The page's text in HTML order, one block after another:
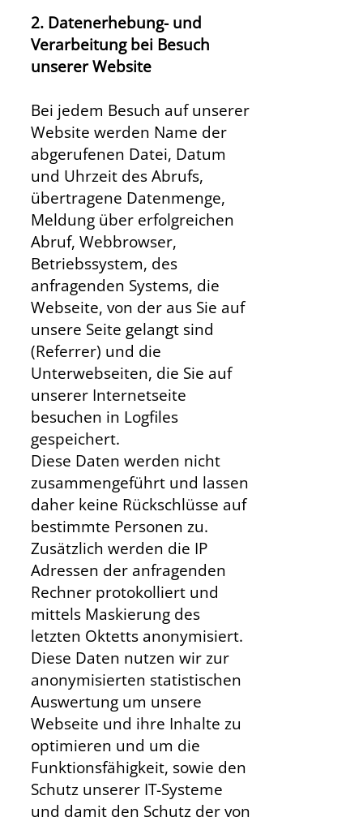
2. Datenerhebung- und
Verarbeitung bei Besuch
unserer Website
Bei jedem Besuch auf unserer
Website werden Name der
abgerufenen Datei, Datum
und Uhrzeit des Abrufs,
übertragene Datenmenge,
Meldung über erfolgreichen
Abruf, Webbrowser,
Betriebssystem, des
anfragenden Systems, die
Webseite, von der aus Sie auf
unsere Seite gelangt sind
(Referrer) und die
Unterwebseiten, die Sie auf
unserer Internetseite
besuchen in Logfiles
gespeichert.
Diese Daten werden nicht
zusammengeführt und lassen
daher keine Rückschlüsse auf
bestimmte Personen zu.
Zusätzlich werden die IP
Adressen der anfragenden
Rechner protokolliert und
mittels Maskierung des
letzten Oktetts anonymisiert.
Diese Daten nutzen wir zur
anonymisierten statistischen
Auswertung um unsere
Webseite und ihre Inhalte zu
optimieren und um die
Funktionsfähigkeit, sowie den
Schutz unserer IT-Systeme
und damit den Schutz der von